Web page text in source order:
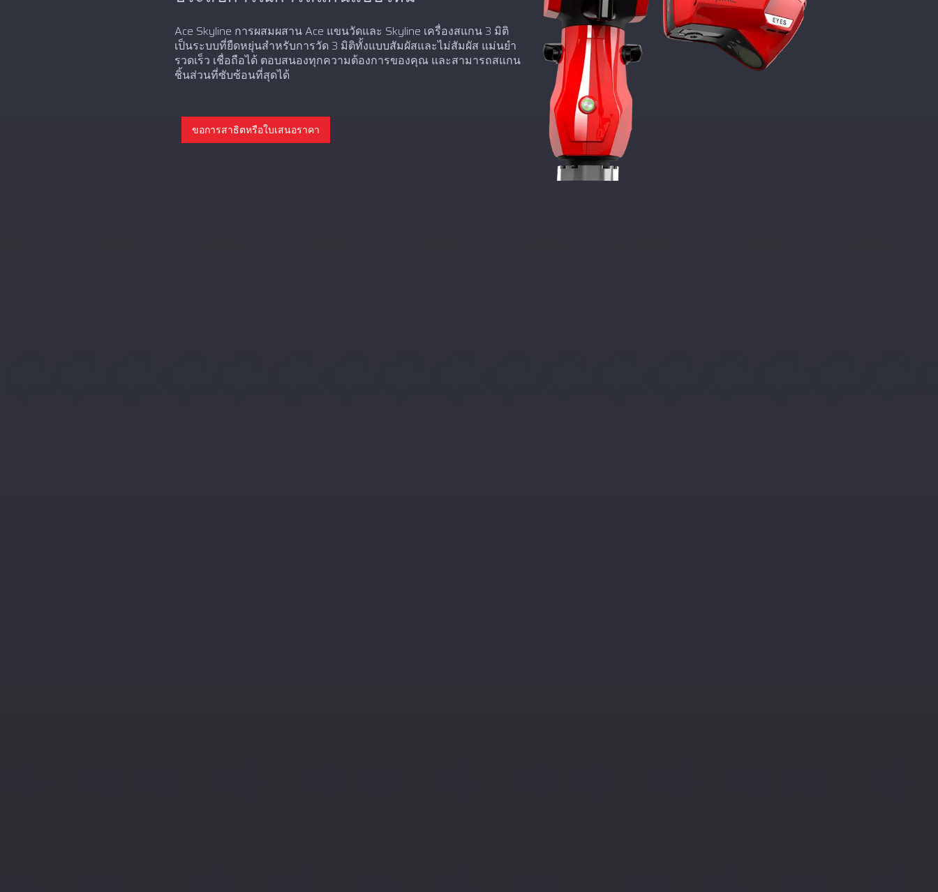
Ace Skyline การผสมผสาน Ace แขนวัดและ Skyline เครื่องสแกน 3 มิติ
เป็นระบบที่ยืดหยุ่นสำหรับการวัด 3 มิติทั้งแบบสัมผัสและไม่สัมผัส แม่นยำ
รวดเร็ว เชื่อถือได้ ตอบสนองทุกความต้องการของคุณ และสามารถสแกน
ชิ้นส่วนที่ซับซ้อนที่สุดได้
ขอการสาธิตหรือใบเสนอราคา